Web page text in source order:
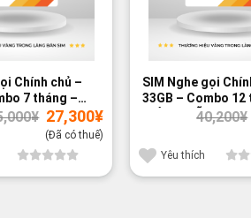
Chính chủ –
7 tháng –
¥ Giá
gốc
là:
35,000¥.
27,300¥Giá
27,300¥.
(Đã có thuế)
SIM Nghe gọi
33GB – Combo 12
GIÁ ƯU ĐÃI40,200¥
Yêu thích